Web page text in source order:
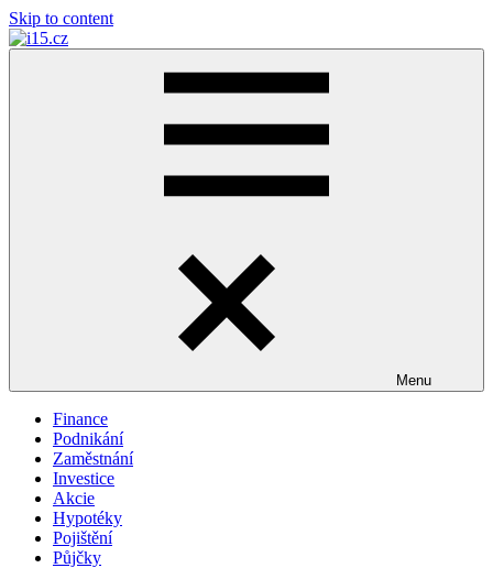
Skip to content
Menu
Finance
Podnikání
Zaměstnání
Investice
Akcie
Hypotéky
Pojištění
Půjčky